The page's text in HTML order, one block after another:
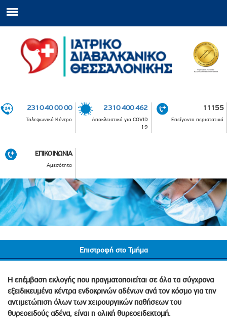
2310 40 00 00
Τηλεφωνικό Κέντρο
2310 400 462
Αποκλειστικά για COVID
19
11155
Επείγοντα περιστατικά
ΕΠΙΚΟΙΝΩΝΙΑ
Αμεσότητα
Επιστροφή στο Τμήμα
Η επέμβαση εκλογής που πραγματοποιείται σε όλα τα σύγχρονα
εξειδικευμένα κέντρα ενδοκρινών αδένων ανά τον κόσμο για την
αντιμετώπιση όλων των χειρουργικών παθήσεων του
θυρεοειδούς αδένα, είναι η ολική θυρεοειδεκτομή.